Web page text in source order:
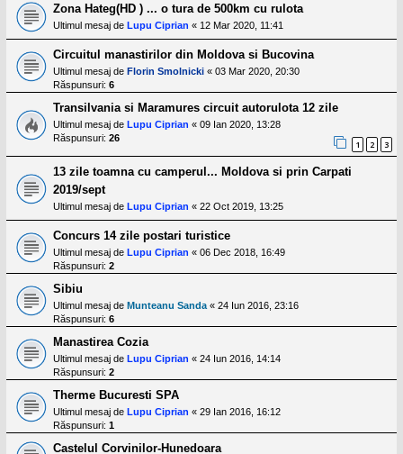
Zona Hateg(HD ) ... o tura de 500km cu rulota
Ultimul mesaj de Lupu Ciprian « 12 Mar 2020, 11:41
Circuitul manastirilor din Moldova si Bucovina
Ultimul mesaj de Florin Smolnicki « 03 Mar 2020, 20:30
Răspunsuri: 6
Transilvania si Maramures circuit autorulota 12 zile
Ultimul mesaj de Lupu Ciprian « 09 Ian 2020, 13:28
Răspunsuri: 26
1 2 3
13 zile toamna cu camperul... Moldova si prin Carpati
2019/sept
Ultimul mesaj de Lupu Ciprian « 22 Oct 2019, 13:25
Concurs 14 zile postari turistice
Ultimul mesaj de Lupu Ciprian « 06 Dec 2018, 16:49
Răspunsuri: 2
Sibiu
Ultimul mesaj de Munteanu Sanda « 24 Iun 2016, 23:16
Răspunsuri: 6
Manastirea Cozia
Ultimul mesaj de Lupu Ciprian « 24 Iun 2016, 14:14
Răspunsuri: 2
Therme Bucuresti SPA
Ultimul mesaj de Lupu Ciprian « 29 Ian 2016, 16:12
Răspunsuri: 1
Castelul Corvinilor-Hunedoara